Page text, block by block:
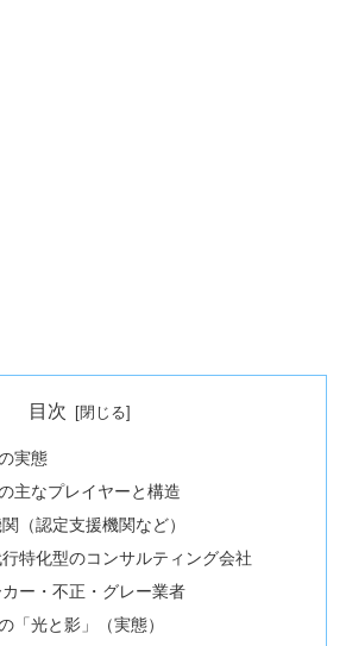
目次
実態
主なプレイヤーと構造
（認定支援機関など）
特化型のコンサルティング会社
ー・不正・グレー業者
「光と影」（実態）